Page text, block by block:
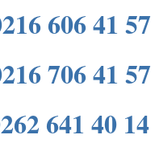
606 41 57
706 41 57
641 40 14